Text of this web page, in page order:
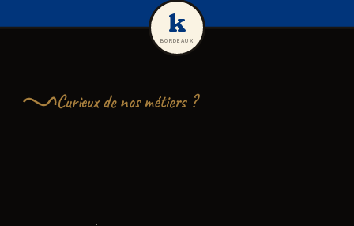
Curieux de nos métiers ?
k
BORDEAUX